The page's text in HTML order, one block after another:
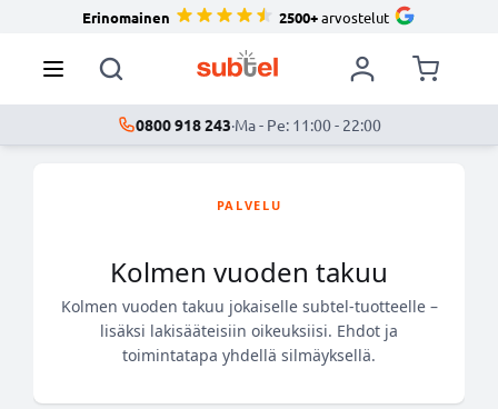
Erinomainen 2500+arvostelut
0800 918 243·Ma - Pe: 11:00 - 22:00
PALVELU
Kolmen vuoden takuu
Kolmen vuoden takuu jokaiselle subtel-tuotteelle –
lisäksi lakisääteisiin oikeuksiisi. Ehdot ja
toimintatapa yhdellä silmäyksellä.